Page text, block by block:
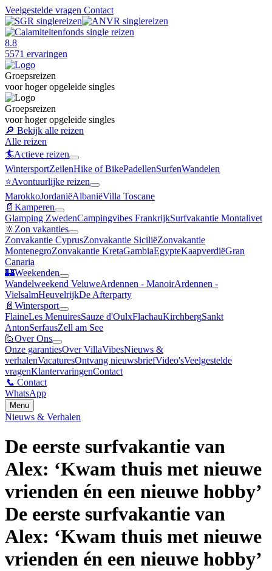
Veelgestelde vragen Contact
8.8
5571 ervaringen
Groepsreizen
voor hoger opgeleide singles
Groepsreizen
voor hoger opgeleide singles
🔎 Bekijk alle reizen
Alle reizen
🏄Actieve reizen
WintersportZeilenHike of BikePadellenSurfenWandelen
⭐️Avontuurlijke reizen
MarokkoJordaniëAlbaniëVilla Toscane
📄 Kamperen
Glamping ZwedenCampingvibes FrankrijkSurfvakantie Montalivet
🔆 Zon vakanties
Zonvakantie CyprusZonvakantie SiciliëZonvakantie
MontenegroZonvakantie KretaGambiaEgypteKaapverdiëGran
Canaria
🏰Weekenden
Wandelweekend VeluweArdennen - ManoirArdennen -
VielsalmHeuvelrijkDe Afterparty
📄 Wintersport
FlaineLes MenuiresSauze d'OulxFlachauKirchbergSankt
AntonSerfausZell am See
🙋Over Ons
Onze garantiesOver VillaVibesNieuws &
verhalenVacaturesOntvang nieuwsbriefVideo'sVeelgestelde
vragenKlantervaringenContact
📞 Contact
WhatsApp
Menu
Nieuws & Verhalen
De eerste surfvakantie van
Alex: ‘Kwam thuis met nieuwe
vrienden én een nieuwe hobby’
De eerste surfvakantie van
Alex: ‘Kwam thuis met nieuwe
vrienden én een nieuwe hobby’